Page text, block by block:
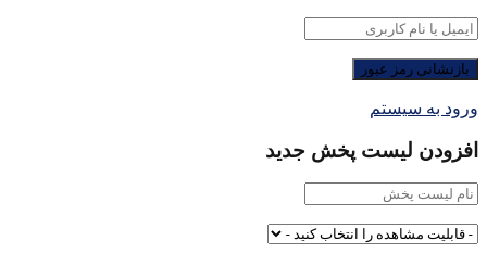
ورود به سیستم
افزودن لیست پخش جدید